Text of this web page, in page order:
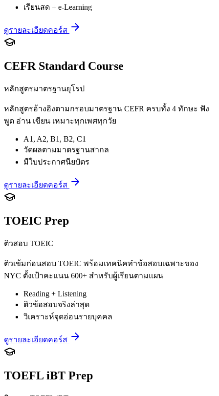
เรียนสด + e-Learning
ดูรายละเอียดคอร์ส
CEFR Standard Course
หลักสูตรมาตรฐานยุโรป
หลักสูตรอ้างอิงตามกรอบมาตรฐาน CEFR ครบทั้ง 4 ทักษะ ฟัง
พูด อ่าน เขียน เหมาะทุกเพศทุกวัย
A1, A2, B1, B2, C1
วัดผลตามมาตรฐานสากล
มีใบประกาศนียบัตร
ดูรายละเอียดคอร์ส
TOEIC Prep
ติวสอบ TOEIC
ติวเข้มก่อนสอบ TOEIC พร้อมเทคนิคทำข้อสอบเฉพาะของ
NYC ตั้งเป้าคะแนน 600+ สำหรับผู้เรียนตามแผน
Reading + Listening
ติวข้อสอบจริงล่าสุด
วิเคราะห์จุดอ่อนรายบุคคล
ดูรายละเอียดคอร์ส
TOEFL iBT Prep